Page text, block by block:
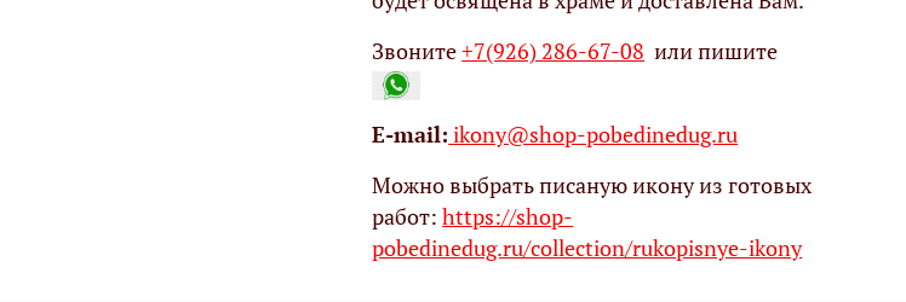
Звоните+7(926) 286-67-08 или пишите
Е-mail: ikony@shop-pobedinedug.ru
Можно выбрать писаную икону из готовых
работ:https://shop-
pobedinedug.ru/collection/rukopisnye-ikony